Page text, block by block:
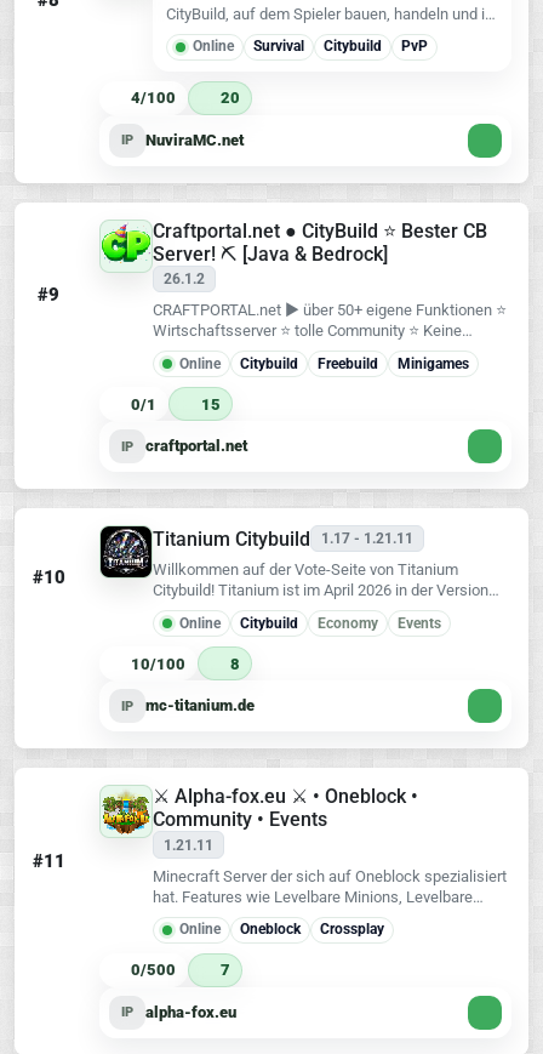
CityBuild, auf dem Spieler bauen, handeln und in
einer ausgewogenen Wirtschaft vorankommen
können.
Online Survival Citybuild PvP
4/100 20
IP NuviraMC.net
#9
Craftportal.net ● CityBuild ⭐ Bester CB
Server! ⛏️ [Java & Bedrock]
26.1.2
CRAFTPORTAL.net ► über 50+ eigene Funktionen ⭐
Wirtschaftsserver ⭐ tolle Community ⭐ Keine
Scammer
Online Citybuild Freebuild Minigames
0/1 15
IP craftportal.net
#10
Titanium Citybuild 1.17 - 1.21.11
Willkommen auf der Vote-Seite von Titanium
Citybuild! Titanium ist im April 2026 in der Version
1.21.11 gestartet, und befindet sich noch in den
Kinderschuhen.
Online Citybuild Economy Events
10/100 8
IP mc-titanium.de
#11
⚔️ Alpha-fox.eu ⚔️ • Oneblock •
Community • Events
1.21.11
Minecraft Server der sich auf Oneblock spezialisiert
hat. Features wie Levelbare Minions, Levelbare
Trichter und angepasstes Truhen Lagersystem
unterstützen einem sehr beim Spielen.
Online Oneblock Crossplay
0/500 7
IP alpha-fox.eu